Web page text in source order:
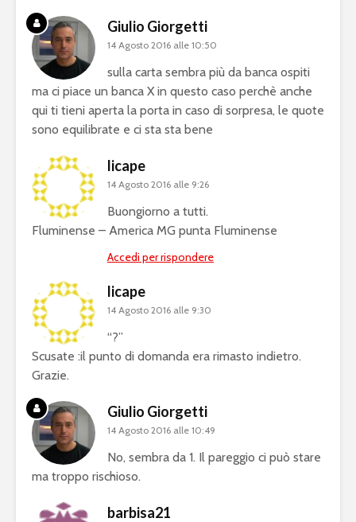
Giulio Giorgetti
14 Agosto 2016 alle 10:50
sulla carta sembra più da banca ospiti
ma ci piace un banca X in questo caso perchè anche
qui ti tieni aperta la porta in caso di sorpresa, le quote
sono equilibrate e ci sta sta bene
licape
14 Agosto 2016 alle 9:26
Buongiorno a tutti.
Fluminense – America MG punta Fluminense
Accedi per rispondere
licape
14 Agosto 2016 alle 9:30
“?”
Scusate :il punto di domanda era rimasto indietro.
Grazie.
Giulio Giorgetti
14 Agosto 2016 alle 10:49
No, sembra da 1. Il pareggio ci può stare
ma troppo rischioso.
barbisa21